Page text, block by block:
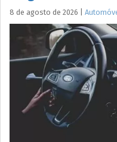
8 de agosto de 2026